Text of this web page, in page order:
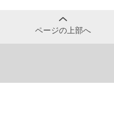
ページの上部へ